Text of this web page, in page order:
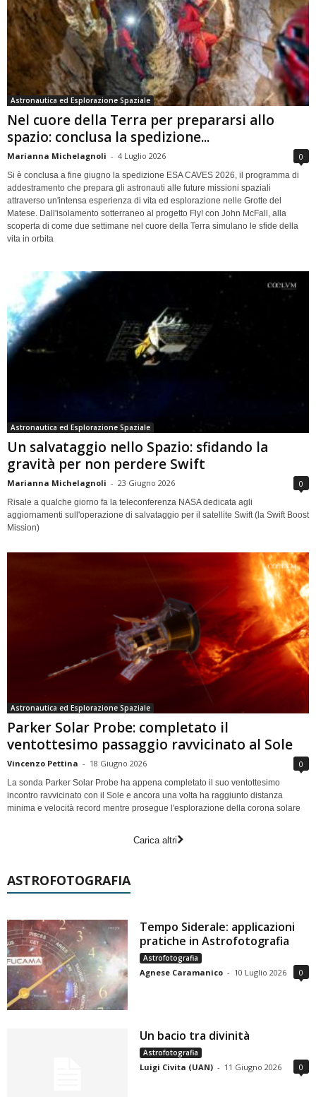
Astronautica ed Esplorazione Spaziale
Nel cuore della Terra per prepararsi allo
spazio: conclusa la spedizione...
Marianna Michelagnoli - 4 Luglio 2026 0
Si è conclusa a fine giugno la spedizione ESA CAVES 2026, il programma di
addestramento che prepara gli astronauti alle future missioni spaziali
attraverso un'intensa esperienza di vita ed esplorazione nelle Grotte del
Matese. Dall'isolamento sotterraneo al progetto Fly! con John McFall, alla
scoperta di come due settimane nel cuore della Terra simulano le sfide della
vita in orbita
Astronautica ed Esplorazione Spaziale
Un salvataggio nello Spazio: sfidando la
gravità per non perdere Swift
Marianna Michelagnoli - 23 Giugno 2026 0
Risale a qualche giorno fa la teleconferenza NASA dedicata agli
aggiornamenti sull'operazione di salvataggio per il satellite Swift (la Swift Boost
Mission)
Astronautica ed Esplorazione Spaziale
Parker Solar Probe: completato il
ventottesimo passaggio ravvicinato al Sole
Vincenzo Pettina - 18 Giugno 2026 0
La sonda Parker Solar Probe ha appena completato il suo ventottesimo
incontro ravvicinato con il Sole e ancora una volta ha raggiunto distanza
minima e velocità record mentre prosegue l'esplorazione della corona solare
Carica altri
ASTROFOTOGRAFIA
Tempo Siderale: applicazioni
pratiche in Astrofotografia
Astrofotografia
Agnese Caramanico - 10 Luglio 2026 0
Un bacio tra divinità
Astrofotografia
Luigi Civita (UAN) - 11 Giugno 2026 0